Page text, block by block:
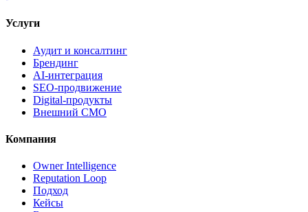
Услуги
Аудит и консалтинг
Брендинг
AI-интеграция
SEO-продвижение
Digital-продукты
Внешний CMO
Компания
Owner Intelligence
Reputation Loop
Подход
Кейсы